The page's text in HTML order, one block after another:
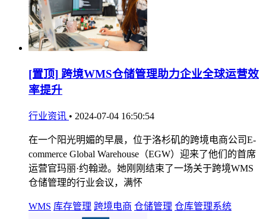
[置顶] 跨境WMS仓储管理助力企业全球运营效
率提升
行业资讯 • 2024-07-04 16:50:54
在一个阳光明媚的早晨，位于洛杉矶的跨境电商公司E-
commerce Global Warehouse（EGW）迎来了他们的首席
运营官玛丽·约翰逊。她刚刚结束了一场关于跨境WMS
仓储管理的行业会议，满怀
WMS 库存管理 跨境电商 仓储管理 仓库管理系统